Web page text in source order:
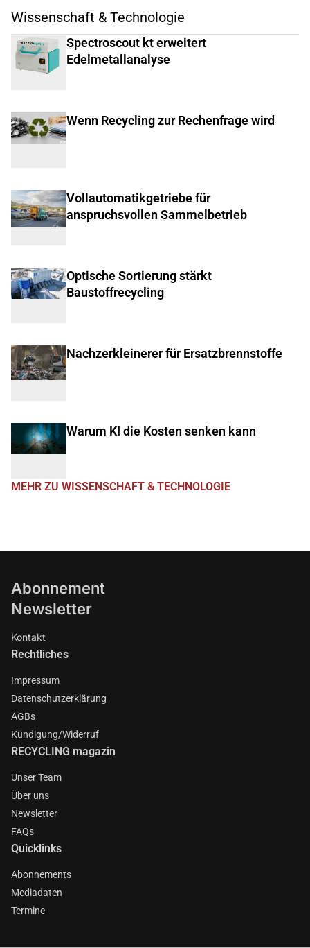
Wissenschaft & Technologie
Spectroscout kt erweitert
Edelmetallanalyse
Wenn Recycling zur Rechenfrage wird
Vollautomatikgetriebe für
anspruchsvollen Sammelbetrieb
Optische Sortierung stärkt
Baustoffrecycling
Nachzerkleinerer für Ersatzbrennstoffe
Warum KI die Kosten senken kann
MEHR ZU WISSENSCHAFT & TECHNOLOGIE
Abonnement
Newsletter
Kontakt
Rechtliches
Impressum
Datenschutzerklärung
AGBs
Kündigung/Widerruf
RECYCLING magazin
Unser Team
Über uns
Newsletter
FAQs
Quicklinks
Abonnements
Mediadaten
Termine